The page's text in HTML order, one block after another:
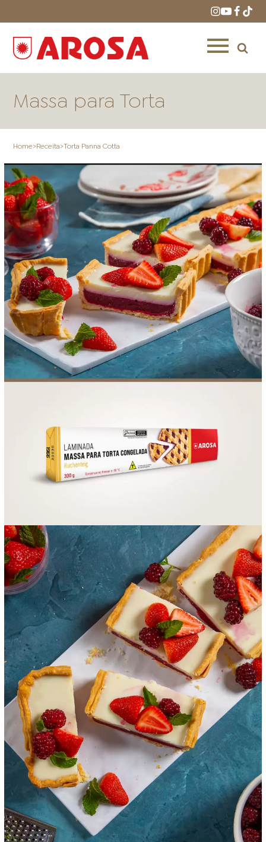
ONDE COMPRAR LOJAS AROSA
DISTRIBUIDORES E
REPRESENTANTES
FOOD SERVICE EMPRESA AGENDA DE CURSOS
INVERNO SAC ACESSO PARA PARCEIROS
Massa para Torta
Home>Receita>Torta Panna Cotta